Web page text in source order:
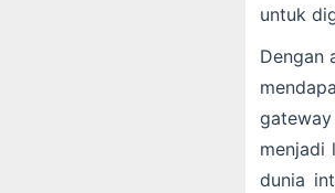
untuk
Dengan
menjadi
dunia